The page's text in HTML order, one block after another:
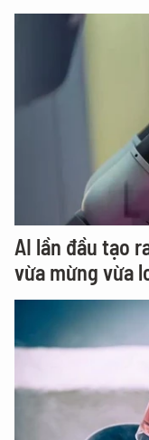
AI lần đầu tạo
vừa mừng vừa